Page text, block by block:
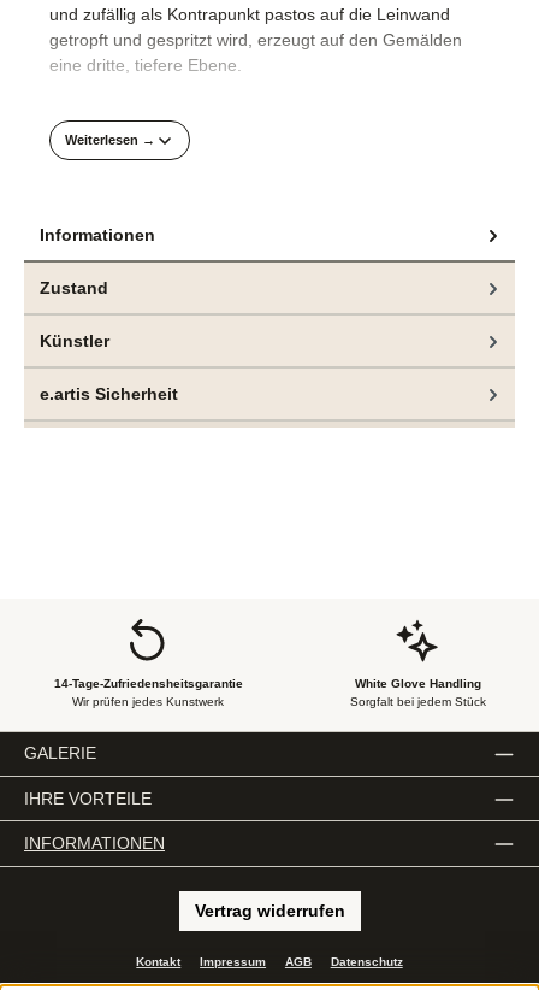
und zufällig als Kontrapunkt pastos auf die Leinwand
getropft und gespritzt wird, erzeugt auf den Gemälden
eine dritte, tiefere Ebene.
Weiterlesen →
Informationen
Zustand
Künstler
e.artis Sicherheit
14-Tage-Zufriedensheitsgarantie
Wir prüfen jedes Kunstwerk
White Glove Handling
Sorgfalt bei jedem Stück
GALERIE
IHRE VORTEILE
INFORMATIONEN
Vertrag widerrufen
Kontakt Impressum AGB Datenschutz